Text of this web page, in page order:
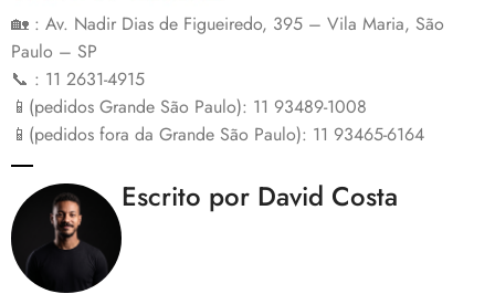
🏡 : Av. Nadir Dias de Figueiredo, 395 – Vila Maria, São
Paulo – SP
📞 : 11 2631-4915
📱(pedidos Grande São Paulo): 11 93489-1008
📱(pedidos fora da Grande São Paulo): 11 93465-6164
Escrito por David Costa